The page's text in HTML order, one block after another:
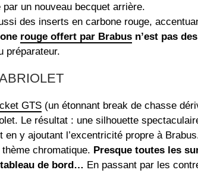
un nouveau becquet arrière.
des inserts en carbone rouge,
rouge offert par Brabus n’est pas
préparateur.
GTS (un étonnant break de chasse
Le résultat : une silhouette
en y ajoutant l’excentricité propre à
chromatique. Presque toutes les
de bord… En passant par les